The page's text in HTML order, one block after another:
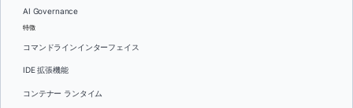
AI Governance
特徴
コマンドラインインターフェイス
IDE 拡張機能
コンテナー ランタイム